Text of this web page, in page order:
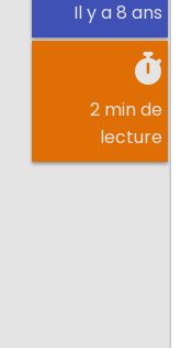
Il y a 8 ans
2 min de
lecture